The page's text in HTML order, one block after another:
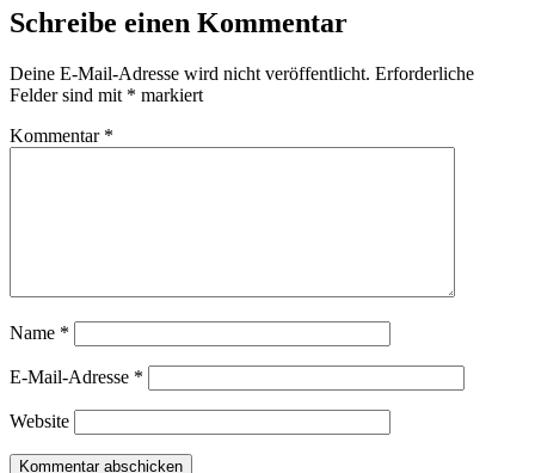
Schreibe einen Kommentar
Deine E-Mail-Adresse wird nicht veröffentlicht. Erforderliche
Felder sind mit * markiert
Kommentar *
Name *
E-Mail-Adresse *
Website